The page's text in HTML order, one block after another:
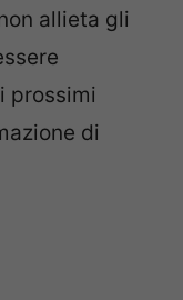
allieta gli
prossimi
di